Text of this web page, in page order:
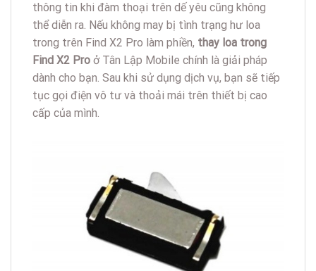
thông tin khi đàm thoại trên dế yêu cũng không
thể diễn ra. Nếu không may bị tình trạng hư loa
trong trên Find X2 Pro làm phiền, thay loa trong
Find X2 Pro ở Tân Lập Mobile chính là giải pháp
dành cho bạn. Sau khi sử dụng dịch vụ, bạn sẽ tiếp
tục gọi điện vô tư và thoải mái trên thiết bị cao
cấp của mình.